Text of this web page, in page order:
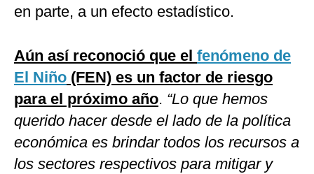
en parte, a un efecto estadístico.
Aún así reconoció que el fenómeno de
El Niño (FEN) es un factor de riesgo
para el próximo año. “Lo que hemos
querido hacer desde el lado de la política
económica es brindar todos los recursos a
los sectores respectivos para mitigar y